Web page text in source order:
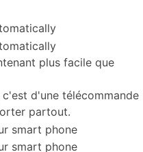
plus facile que
d'une télécommande
partout.